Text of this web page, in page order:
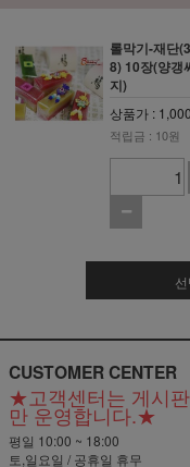
롤막기-재단
8) 10장(양갱
지)
상품가 :
적립금 : 10원
CUSTOMER CENTER
★고객센터는 게시
만 운영합니다.★
평일 10:00 ~ 18:00
토,일요일 / 공휴일 휴무